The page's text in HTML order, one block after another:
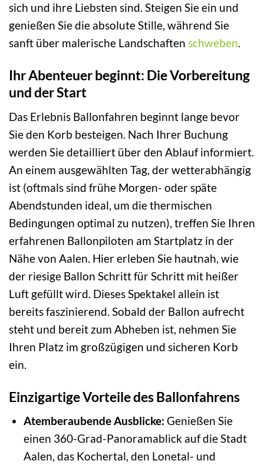
sich und ihre Liebsten sind. Steigen Sie ein und
genießen Sie die absolute Stille, während Sie
sanft über malerische Landschaften schweben.
Ihr Abenteuer beginnt: Die Vorbereitung
und der Start
Das Erlebnis Ballonfahren beginnt lange bevor
Sie den Korb besteigen. Nach Ihrer Buchung
werden Sie detailliert über den Ablauf informiert.
An einem ausgewählten Tag, der wetterabhängig
ist (oftmals sind frühe Morgen- oder späte
Abendstunden ideal, um die thermischen
Bedingungen optimal zu nutzen), treffen Sie Ihren
erfahrenen Ballonpiloten am Startplatz in der
Nähe von Aalen. Hier erleben Sie hautnah, wie
der riesige Ballon Schritt für Schritt mit heißer
Luft gefüllt wird. Dieses Spektakel allein ist
bereits faszinierend. Sobald der Ballon aufrecht
steht und bereit zum Abheben ist, nehmen Sie
Ihren Platz im großzügigen und sicheren Korb
ein.
Einzigartige Vorteile des Ballonfahrens
Atemberaubende Ausblicke: Genießen Sie
einen 360-Grad-Panoramablick auf die Stadt
Aalen, das Kochertal, den Lonetal- und